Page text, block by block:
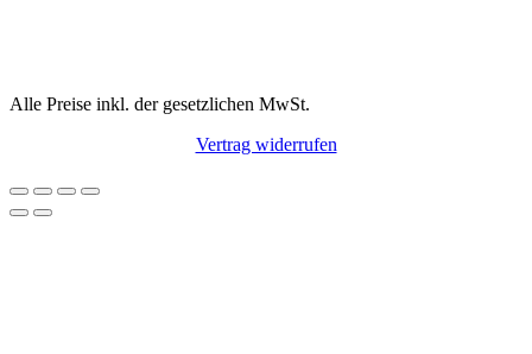
Alle Preise inkl. der gesetzlichen MwSt.
Vertrag widerrufen